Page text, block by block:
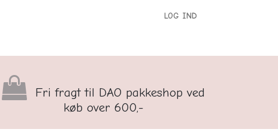
LOG IND
Fri fragt til DAO pakkeshop ved
køb over 600,-